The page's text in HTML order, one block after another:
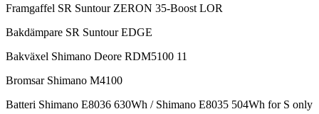
Framgaffel SR Suntour ZERON 35-Boost LOR
Bakdämpare SR Suntour EDGE
Bakväxel Shimano Deore RDM5100 11
Bromsar Shimano M4100
Batteri Shimano E8036 630Wh / Shimano E8035 504Wh for S only